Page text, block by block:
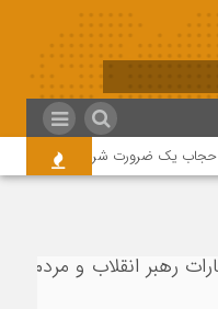
حجاب یک ضرورت شرعی قانونی و